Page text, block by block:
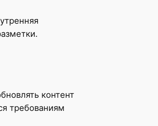
контент
требованиям